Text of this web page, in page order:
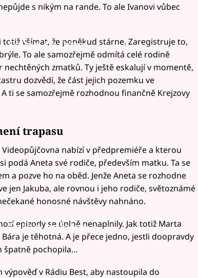
s nikým na rande. To ale Ivanovi vůbec
Failed to fetch
totiž všímat, že poněkud stárne. Zaregistruje to,
To ale samozřejmě odmítá celé rodině
zmatků. Ty ještě eskalují v momentě,
dozvědí, že část jejich pozemku ve
ti se samozřejmě rozhodnou finančně Krejzovy
trapasu
nabízí v předpremiéře a kterou
podá Aneta své rodiče, především matku. Ta se
a pozve ho na oběd. Jenže Aneta se rozhodne
jen Jakuba, ale rovnou i jeho rodiče, světoznámé
honosné návštěvy nahnáno.
Failed to fetch
epizody se úplně nenaplnily. Jak totiž Marta
je těhotná. A je přece jedno, jestli doopravdy
špatně pochopila…
v Rádiu Best, aby nastoupila do